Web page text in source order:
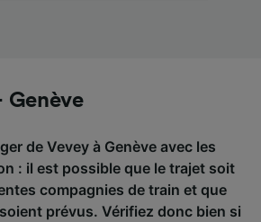
Genève
de Vevey à Genève avec les
: il est possible que le trajet soit
compagnies de train et que
prévus. Vérifiez donc bien si